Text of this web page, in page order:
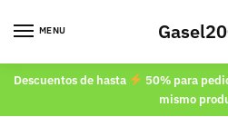
MENU
Descuentos de hasta
50% para
mismo